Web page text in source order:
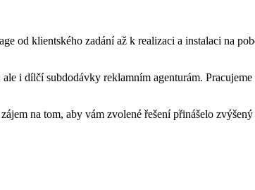
od klientského zadání až k realizaci a instalaci na
i dílčí subdodávky reklamním agenturám.
na tom, aby vám zvolené řešení přinášelo